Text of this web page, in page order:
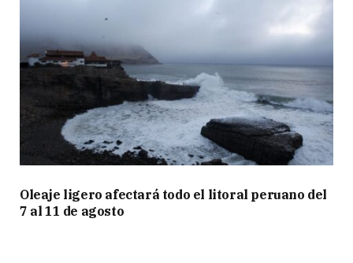
Oleaje ligero afectará todo el litoral peruano del
7 al 11 de agosto